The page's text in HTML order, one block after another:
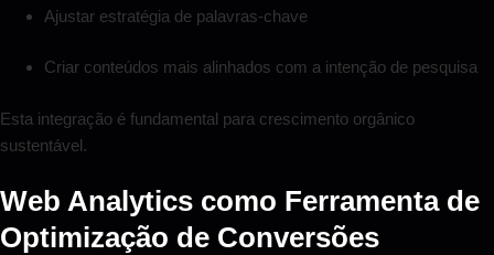
Ajustar estratégia de palavras-chave
Criar conteúdos mais alinhados com a intenção de pesquisa
Esta integração é fundamental para crescimento orgânico
sustentável.
Web Analytics como Ferramenta de
Optimização de Conversões